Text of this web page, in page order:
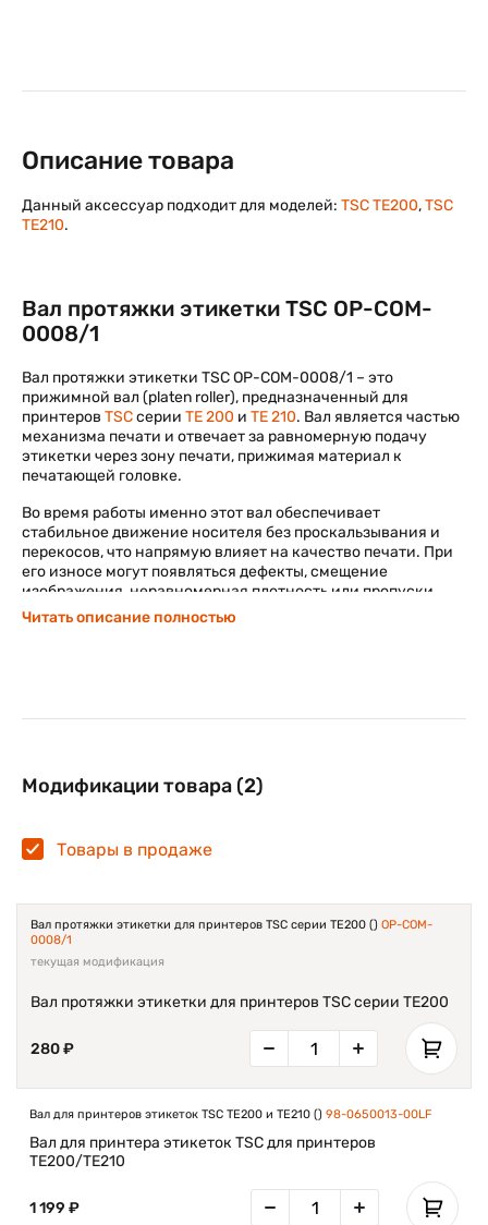
Описание товара
Данный аксессуар подходит для моделей: TSC TE200,TSC
TE210.
Вал протяжки этикетки TSC OP-COM-
0008/1
Вал протяжки этикетки TSC OP-COM-0008/1 – это
прижимной вал (platen roller), предназначенный для
принтеров TSCсерии TE 200 и TE 210. Вал является частью
механизма печати и отвечает за равномерную подачу
этикетки через зону печати, прижимая материал к
печатающей головке.
Во время работы именно этот вал обеспечивает
стабильное движение носителя без проскальзывания и
перекосов, что напрямую влияет на качество печати. При
его износе могут появляться дефекты, смещение
изображения, неравномерная плотность или пропуски,
поэтому он относится к ключевым расходным
Читать описание полностью
Модификации товара (2)
Товары в продаже
Вал протяжки этикетки для принтеров TSC серии TE200 () OP-COM-
0008/1
текущая модификация
Вал протяжки этикетки для принтеров TSC серии TE200
280 ₽
Вал для принтеров этикеток TSC TE200 и TE210 () 98-0650013-00LF
Вал для принтера этикеток TSC для принтеров
TE200/TE210
1 199 ₽